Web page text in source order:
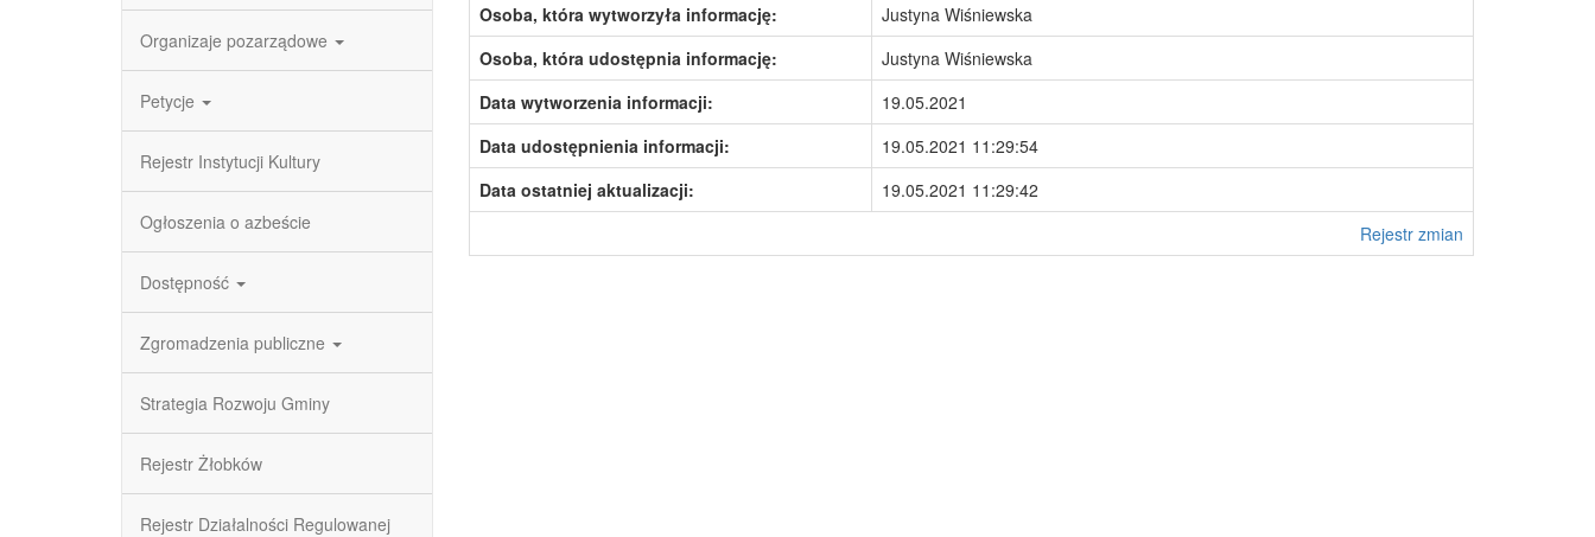
Organizaje pozarządowe
Petycje
Rejestr Instytucji Kultury
Ogłoszenia o azbeście
Dostępność
Zgromadzenia publiczne
Strategia Rozwoju Gminy
Rejestr Żłobków
Rejestr Działalności Regulowanej
Osoba, która wytworzyła informację:
Justyna Wiśniewska
Osoba, która udostępnia informację:
Justyna Wiśniewska
Data wytworzenia informacji:
19.05.2021
Data udostępnienia informacji:
19.05.2021 11:29:54
Data ostatniej aktualizacji:
19.05.2021 11:29:42
Rejestr zmian